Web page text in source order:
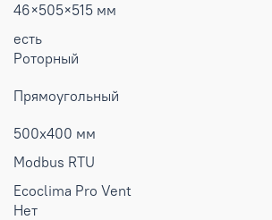
46×505×515 мм
есть
Роторный
Прямоугольный
500x400 мм
Modbus RTU
Ecoclima Pro Vent
Нет